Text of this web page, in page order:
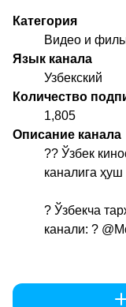
Категория
Видео и
Язык канала
Узбекский
Количество
1,805
Описание канала
?? Ўзбек
каналига ҳуш
? Ўзбекча
канали: ?